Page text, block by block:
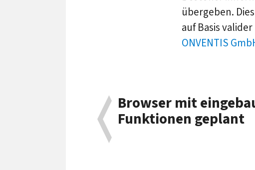
übergeben.
auf Basis
ONVENTIS
Browser mit
Funktionen geplant